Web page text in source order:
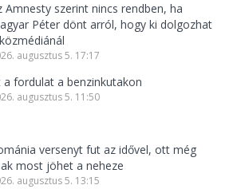
Amnesty szerint nincs rendben, ha
Péter dönt arról, hogy ki dolgozhat
augusztus 5. 17:17
a fordulat a benzinkutakon
augusztus 5. 11:50
versenyt fut az idővel, ott még
most jöhet a neheze
augusztus 5. 13:15